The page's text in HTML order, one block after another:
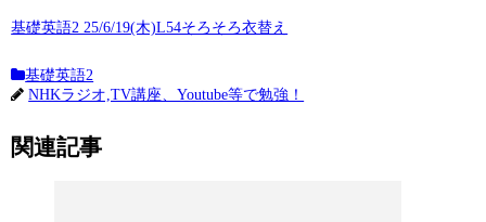
基礎英語2 25/6/19(木)L54そろそろ衣替え
基礎英語2
NHKラジオ,TV講座、Youtube等で勉強！
関連記事